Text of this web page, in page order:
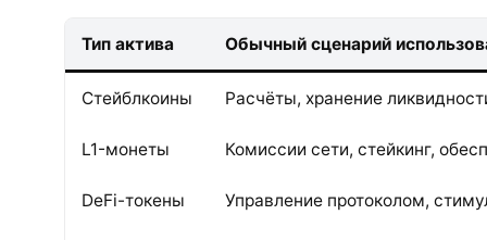
Тип актива Обычный сценарий
Стейблкоины Расчёты, хранение
L1-монеты Комиссии сети, стейкинг,
DeFi-токены Управление протоколом,